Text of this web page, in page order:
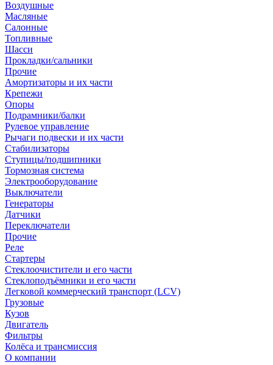
Воздушные
Масляные
Салонные
Топливные
Шасси
Прокладки/сальники
Прочие
Амортизаторы и их части
Крепежи
Опоры
Подрамники/балки
Рулевое управление
Рычаги подвески и их части
Стабилизаторы
Ступицы/подшипники
Тормозная система
Электрооборудование
Выключатели
Генераторы
Датчики
Переключатели
Прочие
Реле
Стартеры
Стеклоочистители и его части
Стеклоподъёмники и его части
Легковой коммерческий транспорт (LCV)
Грузовые
Кузов
Двигатель
Фильтры
Колёса и трансмиссия
О компании